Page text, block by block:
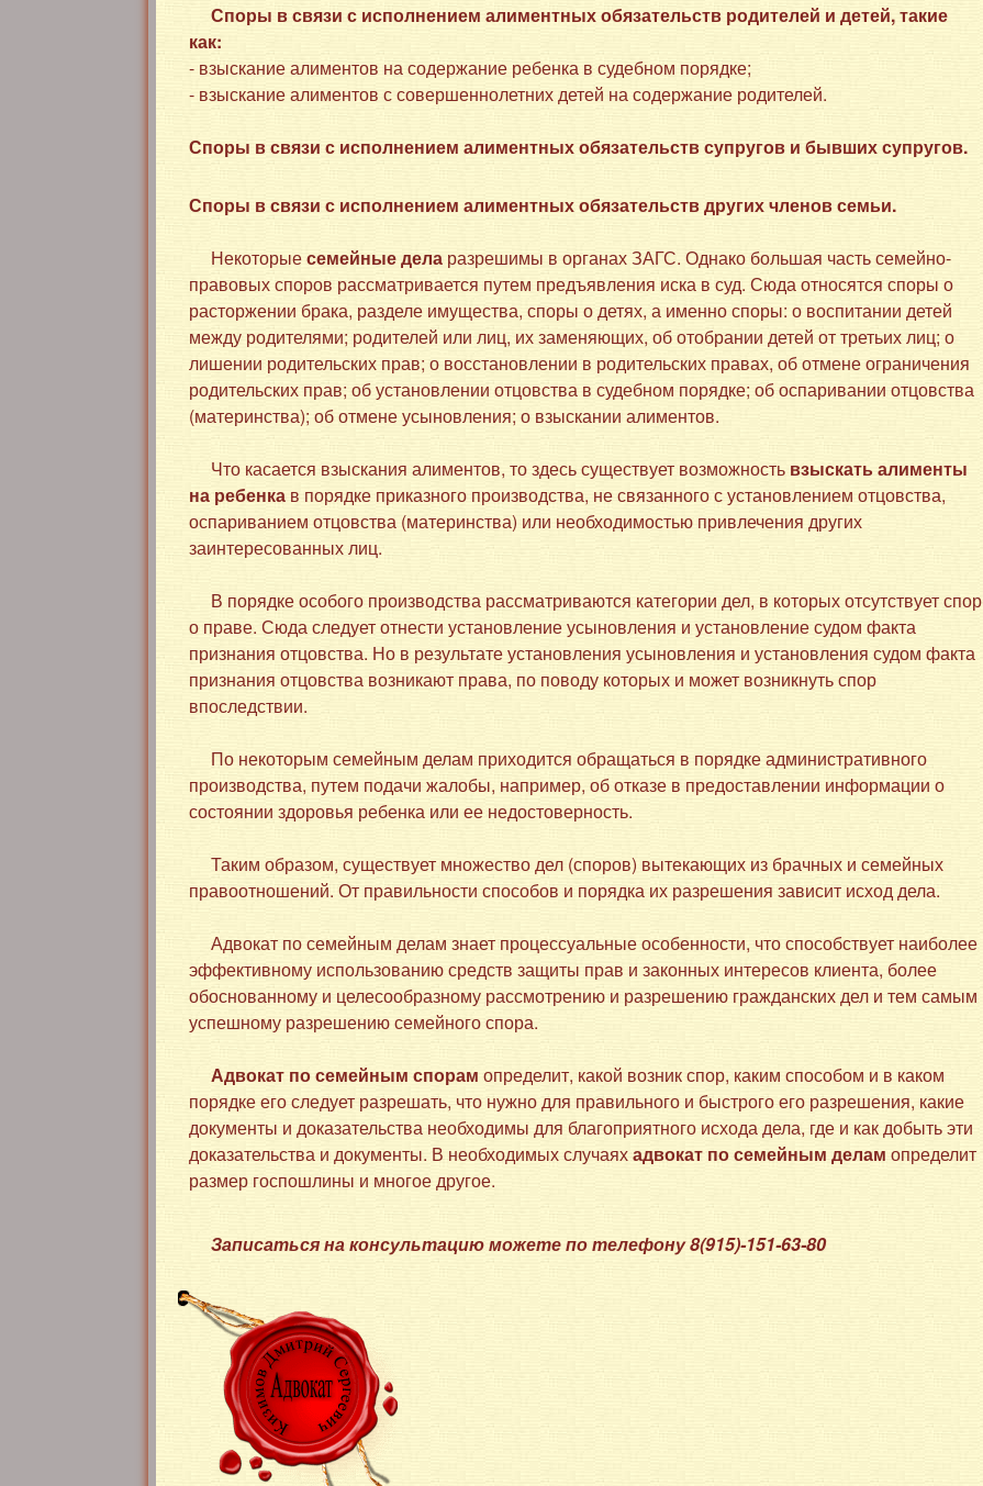
Споры в связи с исполнением алиментных обязательств родителей и детей, такие
как:
- взыскание алиментов на содержание ребенка в судебном порядке;
- взыскание алиментов с совершеннолетних детей на содержание родителей.
Споры в связи с исполнением алиментных обязательств супругов и бывших супругов.
Споры в связи с исполнением алиментных обязательств других членов семьи.
Некоторыесемейные дела разрешимы в органах ЗАГС. Однако большая часть семейно-
правовых споров рассматривается путем предъявления иска в суд. Сюда относятся споры о
расторжении брака, разделе имущества, споры о детях, а именно споры: о воспитании детей
между родителями; родителей или лиц, их заменяющих, об отобрании детей от третьих лиц; о
лишении родительских прав; о восстановлении в родительских правах, об отмене ограничения
родительских прав; об установлении отцовства в судебном порядке; об оспаривании отцовства
(материнства); об отмене усыновления; о взыскании алиментов.
Что касается взыскания алиментов, то здесь существует возможность взыскать алименты
на ребенка в порядке приказного производства, не связанного с установлением отцовства,
оспариванием отцовства (материнства) или необходимостью привлечения других
заинтересованных лиц.
В порядке особого производства рассматриваются категории дел, в которых отсутствует спор
о праве. Сюда следует отнести установление усыновления и установление судом факта
признания отцовства. Но в результате установления усыновления и установления судом факта
признания отцовства возникают права, по поводу которых и может возникнуть спор
впоследствии.
По некоторым семейным делам приходится обращаться в порядке административного
производства, путем подачи жалобы, например, об отказе в предоставлении информации о
состоянии здоровья ребенка или ее недостоверность.
Таким образом, существует множество дел (споров) вытекающих из брачных и семейных
правоотношений. От правильности способов и порядка их разрешения зависит исход дела.
Адвокат по семейным делам знает процессуальные особенности, что способствует наиболее
эффективному использованию средств защиты прав и законных интересов клиента, более
обоснованному и целесообразному рассмотрению и разрешению гражданских дел и тем самым
успешному разрешению семейного спора.
Адвокат по семейным спорам определит, какой возник спор, каким способом и в каком
порядке его следует разрешать, что нужно для правильного и быстрого его разрешения, какие
документы и доказательства необходимы для благоприятного исхода дела, где и как добыть эти
доказательства и документы. В необходимых случаяхадвокат по семейным делам определит
размер госпошлины и многое другое.
Записаться на консультацию можете по телефону 8(915)-151-63-80